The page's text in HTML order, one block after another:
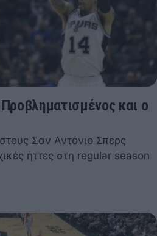
και ο
Σαν Αντόνιο Σπερς
ήττες στη regular season